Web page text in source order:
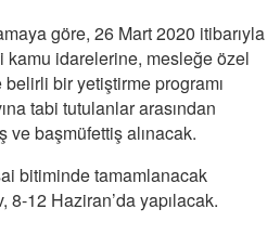
göre, 26 Mart 2020 itibarıyla
kamu idarelerine, mesleğe özel
belirli bir yetiştirme programı
tabi tutulanlar arasından
ve başmüfettiş alınacak.
bitiminde tamamlanacak
8-12 Haziran’da yapılacak.